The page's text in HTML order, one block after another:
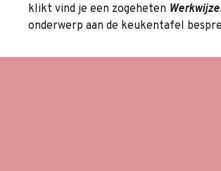
klikt vind je een zogeheten
onderwerp aan de keukentafel
levensduur loont